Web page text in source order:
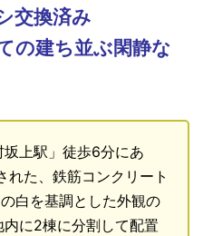
交換済み
の建ち並ぶ閑静な
上駅」徒歩6分にあ
れた、鉄筋コンクリート
白を基調とした外観の
に2棟に分割して配置